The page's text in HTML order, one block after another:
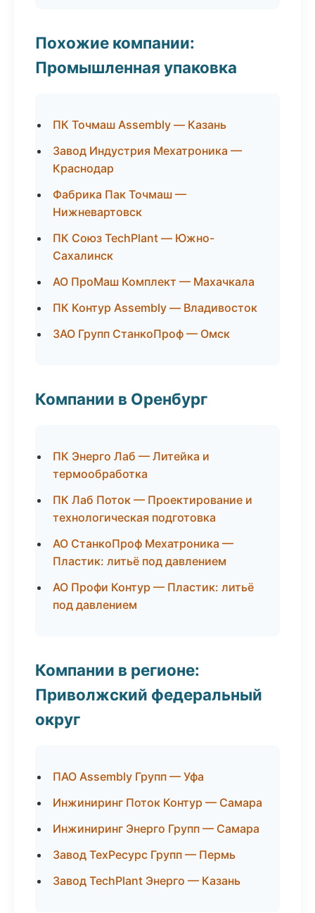
Похожие компании:
Промышленная упаковка
ПК Точмаш Assembly — Казань
Завод Индустрия Мехатроника —
Краснодар
Фабрика Пак Точмаш —
Нижневартовск
ПК Союз TechPlant — Южно-
Сахалинск
АО ПроМаш Комплект — Махачкала
ПК Контур Assembly — Владивосток
ЗАО Групп СтанкоПроф — Омск
Компании в Оренбург
ПК Энерго Лаб — Литейка и
термообработка
ПК Лаб Поток — Проектирование и
технологическая подготовка
АО СтанкоПроф Мехатроника —
Пластик: литьё под давлением
АО Профи Контур — Пластик: литьё
под давлением
Компании в регионе:
Приволжский федеральный
округ
ПАО Assembly Групп — Уфа
Инжиниринг Поток Контур — Самара
Инжиниринг Энерго Групп — Самара
Завод ТехРесурс Групп — Пермь
Завод TechPlant Энерго — Казань